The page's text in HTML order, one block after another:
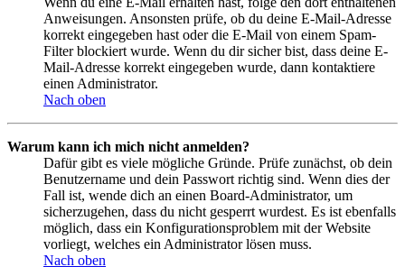
Anweisungen. Ansonsten prüfe, ob du deine E-Mail-Adresse
korrekt eingegeben hast oder die E-Mail von einem Spam-
Filter blockiert wurde. Wenn du dir sicher bist, dass deine E-
Mail-Adresse korrekt eingegeben wurde, dann kontaktiere
einen Administrator.
Nach oben
Warum kann ich mich nicht anmelden?
Dafür gibt es viele mögliche Gründe. Prüfe zunächst, ob dein
Benutzername und dein Passwort richtig sind. Wenn dies der
Fall ist, wende dich an einen Board-Administrator, um
sicherzugehen, dass du nicht gesperrt wurdest. Es ist ebenfalls
möglich, dass ein Konfigurationsproblem mit der Website
vorliegt, welches ein Administrator lösen muss.
Nach oben